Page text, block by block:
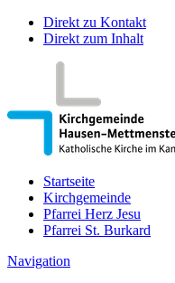
Direkt zu Kontakt
Direkt zum Inhalt
Startseite
Kirchgemeinde
Pfarrei Herz Jesu
Pfarrei St. Burkard
Navigation